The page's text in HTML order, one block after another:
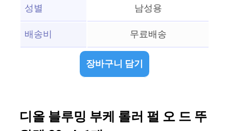
성별
남성용
배송비
무료배송
장바구니 담기
디올 블루밍 부케 롤러 펄 오 드 뚜